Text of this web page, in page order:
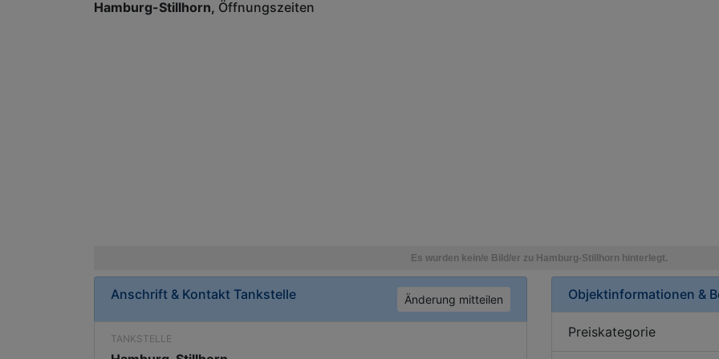
Hamburg-Stillhorn Öffnungszeiten
Anschrift & Kontakt Tankstelle Änderung mitteilen
TANKSTELLE
Objektinformationen &
Preiskategorie